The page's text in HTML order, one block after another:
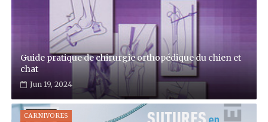
Guide pratique de chirurgie orthopédique du chien et
chat
Jun 19, 2024
CARNIVORES